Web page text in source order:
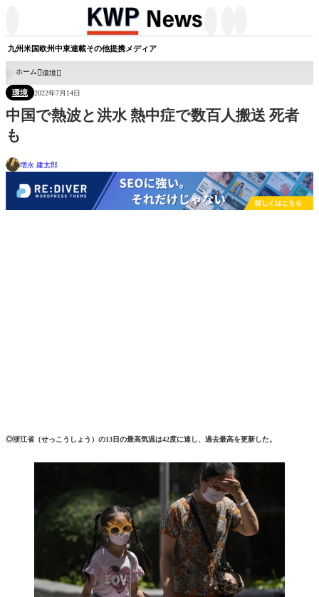
九州米国欧州中東連載その他提携メディア
ホーム 環境
環境 2022年7月14日
中国で熱波と洪水 熱中症で数百人搬送 死者
も
増永 建太郎
◎浙江省（せっこうしょう）の13日の最高気温は42度に達し、過去最高を更新した。